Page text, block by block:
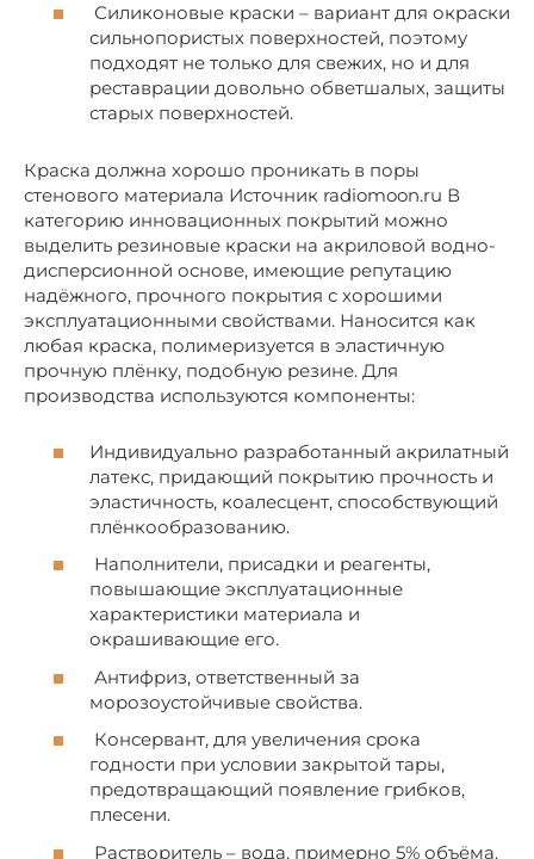
Силиконовые краски – вариант для окраски
сильнопористых поверхностей, поэтому
подходят не только для свежих, но и для
реставрации довольно обветшалых, защиты
старых поверхностей.
Краска должна хорошо проникать в поры
стенового материала Источник radiomoon.ru В
категорию инновационных покрытий можно
выделить резиновые краски на акриловой водно-
дисперсионной основе, имеющие репутацию
надёжного, прочного покрытия с хорошими
эксплуатационными свойствами. Наносится как
любая краска, полимеризуется в эластичную
прочную плёнку, подобную резине. Для
производства используются компоненты:
Индивидуально разработанный акрилатный
латекс, придающий покрытию прочность и
эластичность, коалесцент, способствующий
плёнкообразованию.
Наполнители, присадки и реагенты,
повышающие эксплуатационные
характеристики материала и
окрашивающие его.
Антифриз, ответственный за
морозоустойчивые свойства.
Консервант, для увеличения срока
годности при условии закрытой тары,
предотвращающий появление грибков,
плесени.
Растворитель – вода, примерно 5% объёма.